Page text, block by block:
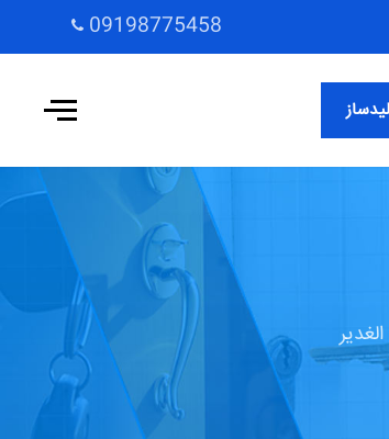
09198775458